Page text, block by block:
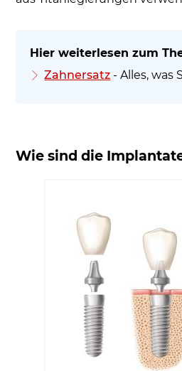
Zahnersatz - Alles, was
Wie sind die